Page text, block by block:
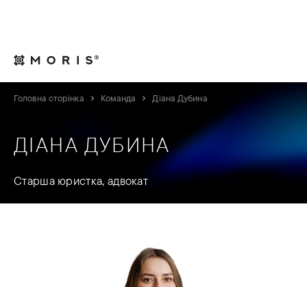
Головна сторінка Команда Діана Дубина
ДІАНА ДУБИНА
Старша юристка, адвокат